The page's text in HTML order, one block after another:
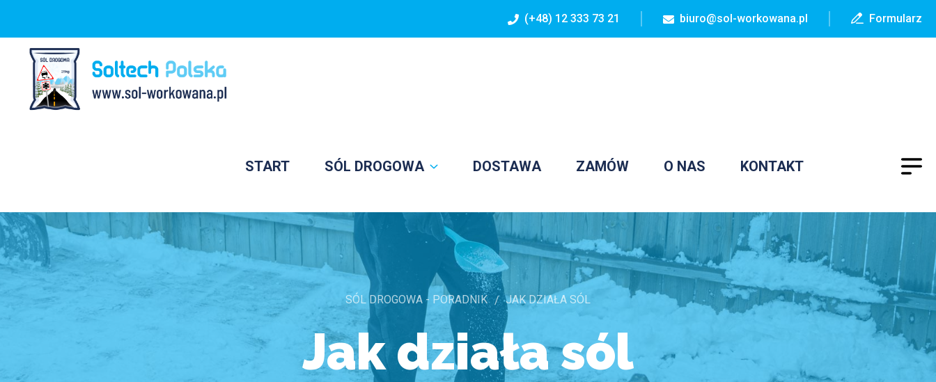
(+48) 12 333 73 21 biuro@sol-workowana.pl Formularz
START SÓL DROGOWA DOSTAWA ZAMÓW O NAS KONTAKT
SÓL DROGOWA - PORADNIK JAK DZIAŁA SÓL
Jak działa sól